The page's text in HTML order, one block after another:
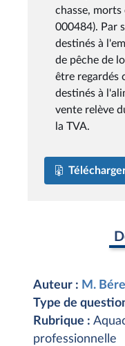
chasse,
000484). Par
destinés à
de pêche de
être regardés
destinés à
vente relève
la TVA.
Auteur : M.
Type de
Rubrique :
professionnelle